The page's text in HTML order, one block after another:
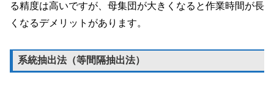
る精度は高いですが、母集団が大きくなると作業時間が長
くなるデメリットがあります。
系統抽出法（等間隔抽出法）